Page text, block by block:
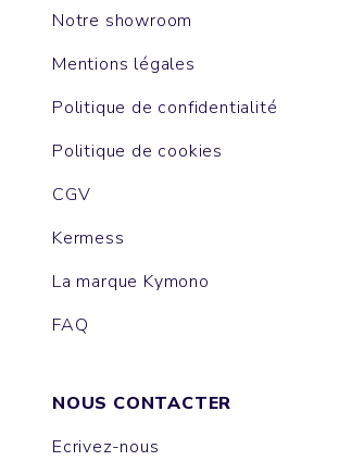
Notre showroom
Mentions légales
Politique de confidentialité
Politique de cookies
CGV
Kermess
La marque Kymono
FAQ
NOUS CONTACTER
Ecrivez-nous